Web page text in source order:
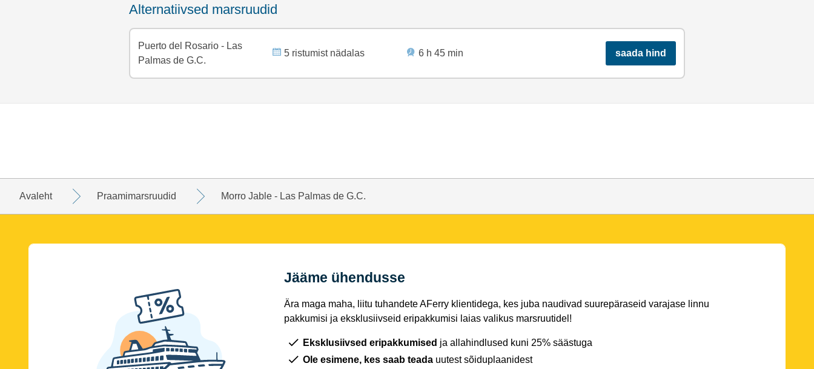
Alternatiivsed marsruudid
Puerto del Rosario - Las
Palmas de G.C.
5 ristumist nädalas 6 h 45 min saada hind
Avaleht Praamimarsruudid Morro Jable - Las Palmas de G.C.
Jääme ühendusse
Ära maga maha, liitu tuhandete AFerry klientidega, kes juba naudivad suurepäraseid varajase linnu
pakkumisi ja eksklusiivseid eripakkumisi laias valikus marsruutidel!
Eksklusiivsed eripakkumised ja allahindlused kuni 25% säästuga
Ole esimene, kes saab teada uutest sõiduplaanidest